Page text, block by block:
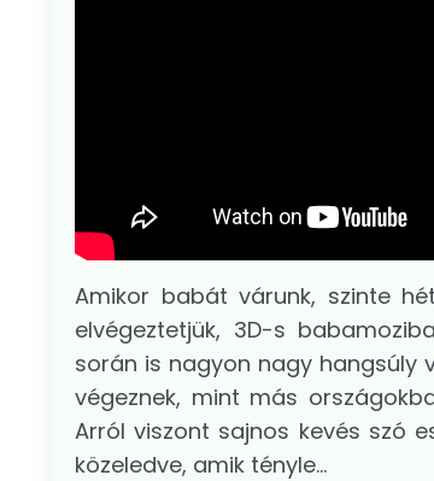
Amikor babát várunk, szinte
elvégeztetjük, 3D-s
során is nagyon nagy hangsúly
végeznek, mint más
Arról viszont sajnos kevés szó
közeledve, amik tényle...